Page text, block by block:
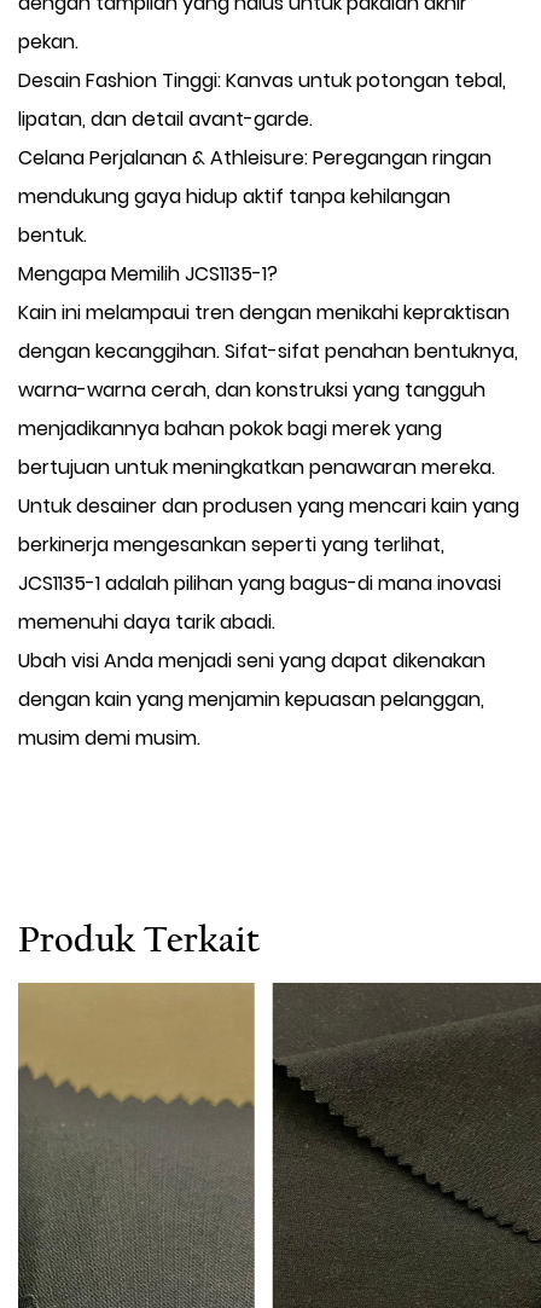
pekan.
Desain Fashion Tinggi: Kanvas untuk potongan tebal,
lipatan, dan detail avant-garde.
Celana Perjalanan & Athleisure: Peregangan ringan
mendukung gaya hidup aktif tanpa kehilangan
bentuk.
Mengapa Memilih JCS1135-1?
Kain ini melampaui tren dengan menikahi kepraktisan
dengan kecanggihan. Sifat-sifat penahan bentuknya,
warna-warna cerah, dan konstruksi yang tangguh
menjadikannya bahan pokok bagi merek yang
bertujuan untuk meningkatkan penawaran mereka.
Untuk desainer dan produsen yang mencari kain yang
berkinerja mengesankan seperti yang terlihat,
JCS1135-1 adalah pilihan yang bagus-di mana inovasi
memenuhi daya tarik abadi.
Ubah visi Anda menjadi seni yang dapat dikenakan
dengan kain yang menjamin kepuasan pelanggan,
musim demi musim.
Produk Terkait